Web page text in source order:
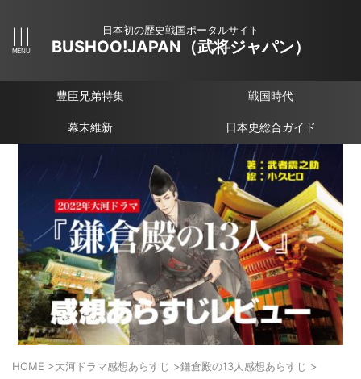
日本初の歴史戦国ポータルサイト
BUSHOO!JAPAN（武将ジャパン）
豊臣兄弟特集 戦国時代
幕末維新 日本史総合ガイド
HOME >大河ドラマ感想あらすじ >鎌倉殿の13人感想あらすじ >